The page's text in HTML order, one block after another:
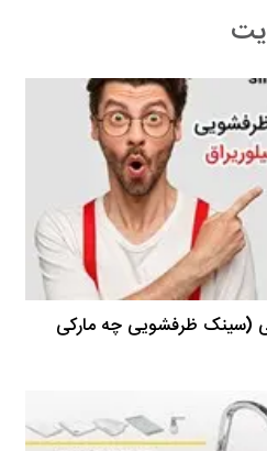
(سینک ظرفشویی چه مارکی